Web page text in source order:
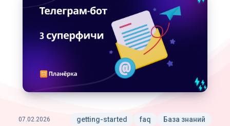
использовать
07.02.2026 getting-started faq База знаний